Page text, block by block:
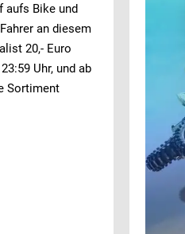
aufs Bike und
an diesem
20,- Euro
Uhr, und ab
Sortiment